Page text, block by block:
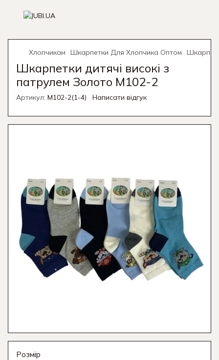
Хлопчикам Шкарпетки Для Хлопчика Оптом
Шкарпетки дитячі високі з
патрулем Золото М102-2
Артикул: М102-2(1-4) Написати відгук
Розмір